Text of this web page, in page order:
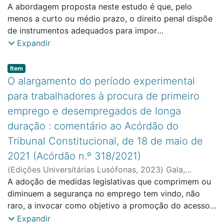
Casabona, Carlos María ;Faculdade de Direito e
Ciência Política
A abordagem proposta neste estudo é que, pelo
menos a curto ou médio prazo, o direito penal dispõe
de instrumentos adequados para impor
responsabilidade criminal a seres humanos que
distribuição ou utilização destes sistemas inteligentes,
mesmo que se trate de sistemas autónomos. Isto sem
prejuízo do facto de que também podem ser impostas
medidas directas contra o sistema inteligente, a fim de
bloquear um risco objectivo de repetição da infracção.
Esta construção baseia-se em várias categorias, tais
como o controlo humano significativo (SHC) e o
critério de conformidade, que é utilizado como base
para a responsabilidade criminal das pessoas
colectivas. Um esboço é apresentado neste estudo.
Expandir
Item type:
Item,
O alargamento do período experimental
para trabalhadores à procura de primeiro
emprego e desempregados de longa
duração : comentário ao Acórdão do
Tribunal Constitucional, de 18 de maio de
2021 (Acórdão n.º 318/2021)
(Edições Universitárias Lusófonas, 2023) Gala,
Francisco Briosa e;Faculdade de Direito e Ciência
Política
A adoção de medidas legislativas que comprimem ou
diminuem a segurança no emprego tem vindo, não
raro, a invocar como objetivo a promoção do acesso
ao trabalho remunerado por parte dos trabalhadores à
Expandir